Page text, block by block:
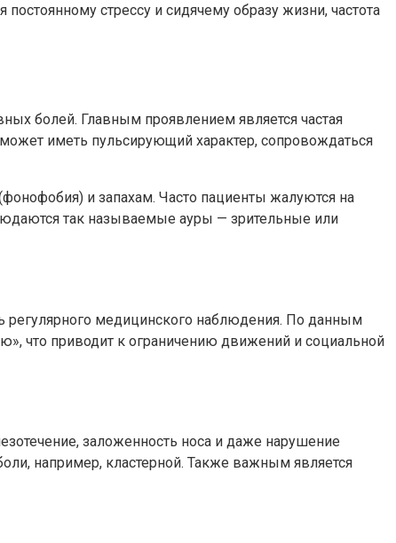
стрессу и сидячему образу жизни, частота
болей. Главным проявлением является частая
иметь пульсирующий характер, сопровождаться
и запахам. Часто пациенты жалуются на
так называемые ауры — зрительные или
регулярного медицинского наблюдения. По данным
что приводит к ограничению движений и социальной
заложенность носа и даже нарушение
например, кластерной. Также важным является